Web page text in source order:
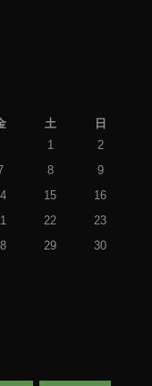
土
日
1
2
8
9
15
16
22
23
29
30